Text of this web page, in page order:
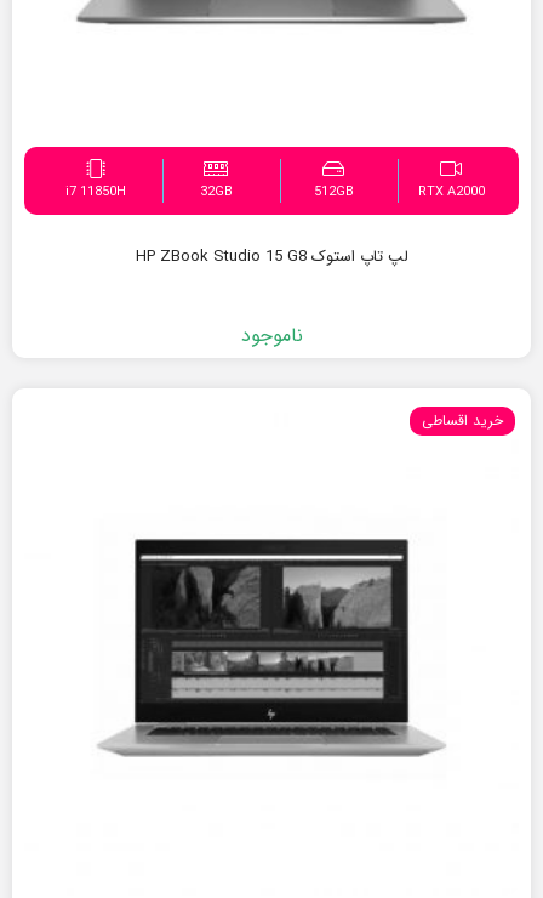
RTX A2000
512GB
32GB
i7 11850H
لپ تاپ استوک HP ZBook Studio 15 G8
ناموجود
خرید اقساطی